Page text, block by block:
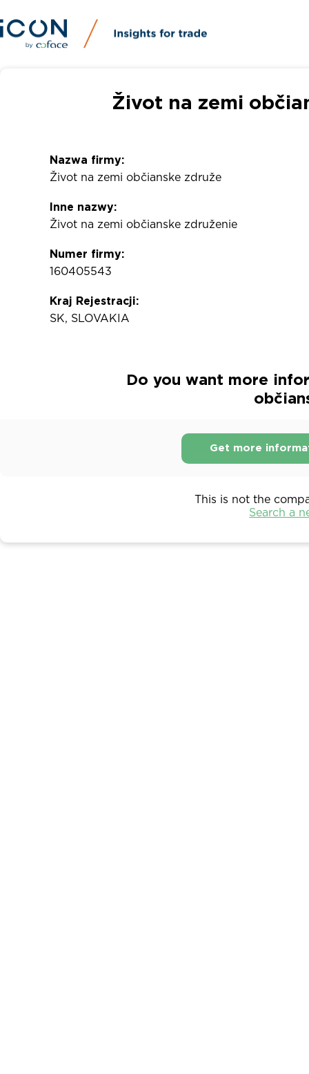
Život na zemi
Nazwa firmy:
Život na zemi občianske združe
Inne nazwy:
Život na zemi občianske združenie
Numer firmy:
160405543
Kraj Rejestracji:
SK, SLOVAKIA
Do you want more
Get more
This is not the
Search a